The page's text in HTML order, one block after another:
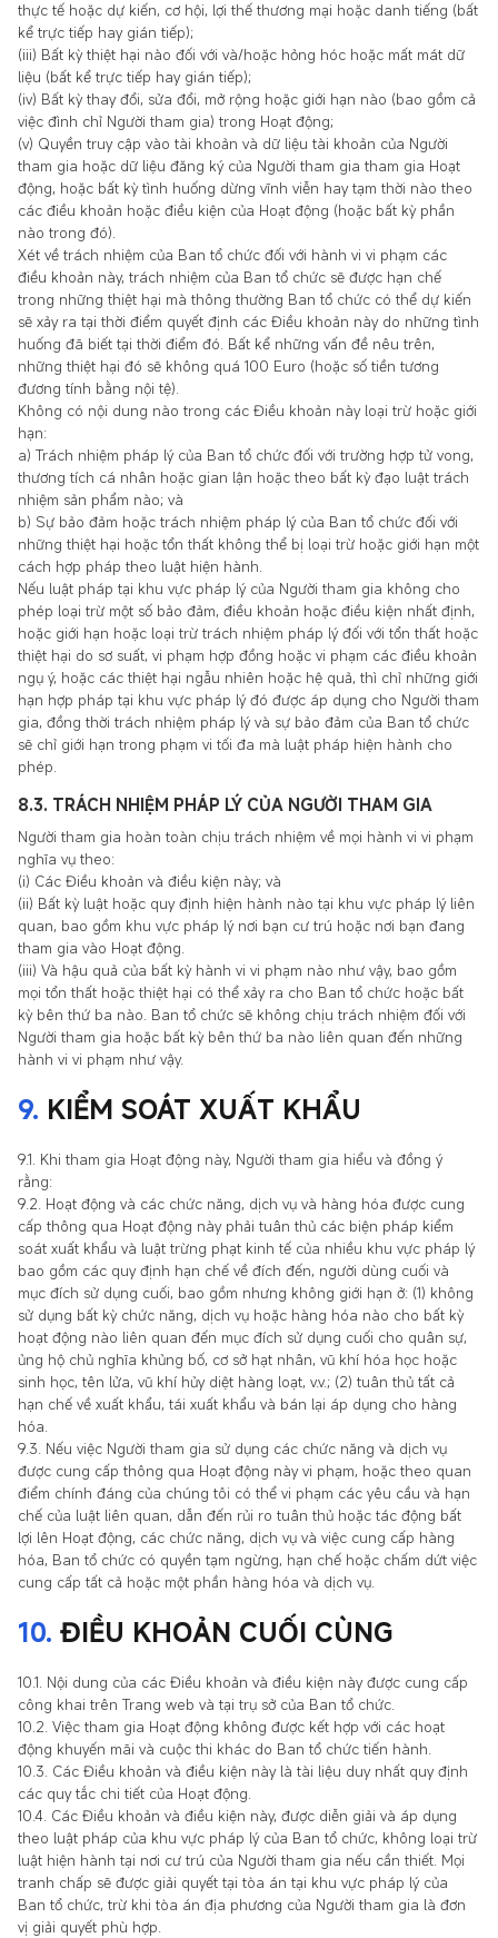
thực tế hoặc dự kiến, cơ hội, lợi thế thương mại hoặc danh tiếng (bất
kể trực tiếp hay gián tiếp);
(iii) Bất kỳ thiệt hại nào đối với và/hoặc hỏng hóc hoặc mất mát dữ
liệu (bất kể trực tiếp hay gián tiếp);
(iv) Bất kỳ thay đổi, sửa đổi, mở rộng hoặc giới hạn nào (bao gồm cả
việc đình chỉ Người tham gia) trong Hoạt động;
(v) Quyền truy cập vào tài khoản và dữ liệu tài khoản của Người
tham gia hoặc dữ liệu đăng ký của Người tham gia tham gia Hoạt
động, hoặc bất kỳ tình huống dừng vĩnh viễn hay tạm thời nào theo
các điều khoản hoặc điều kiện của Hoạt động (hoặc bất kỳ phần
nào trong đó).
Xét về trách nhiệm của Ban tổ chức đối với hành vi vi phạm các
điều khoản này, trách nhiệm của Ban tổ chức sẽ được hạn chế
trong những thiệt hại mà thông thường Ban tổ chức có thể dự kiến
sẽ xảy ra tại thời điểm quyết định các Điều khoản này do những tình
huống đã biết tại thời điểm đó. Bất kể những vấn đề nêu trên,
những thiệt hại đó sẽ không quá 100 Euro (hoặc số tiền tương
đương tính bằng nội tệ).
Không có nội dung nào trong các Điều khoản này loại trừ hoặc giới
hạn:
a) Trách nhiệm pháp lý của Ban tổ chức đối với trường hợp tử vong,
thương tích cá nhân hoặc gian lận hoặc theo bất kỳ đạo luật trách
nhiệm sản phẩm nào; và
b) Sự bảo đảm hoặc trách nhiệm pháp lý của Ban tổ chức đối với
những thiệt hại hoặc tổn thất không thể bị loại trừ hoặc giới hạn một
cách hợp pháp theo luật hiện hành.
Nếu luật pháp tại khu vực pháp lý của Người tham gia không cho
phép loại trừ một số bảo đảm, điều khoản hoặc điều kiện nhất định,
hoặc giới hạn hoặc loại trừ trách nhiệm pháp lý đối với tổn thất hoặc
thiệt hại do sơ suất, vi phạm hợp đồng hoặc vi phạm các điều khoản
ngụ ý, hoặc các thiệt hại ngẫu nhiên hoặc hệ quả, thì chỉ những giới
hạn hợp pháp tại khu vực pháp lý đó được áp dụng cho Người tham
gia, đồng thời trách nhiệm pháp lý và sự bảo đảm của Ban tổ chức
sẽ chỉ giới hạn trong phạm vi tối đa mà luật pháp hiện hành cho
phép.
8.3. TRÁCH NHIỆM PHÁP LÝ CỦA NGƯỜI THAM GIA
Người tham gia hoàn toàn chịu trách nhiệm về mọi hành vi vi phạm
nghĩa vụ theo:
(i) Các Điều khoản và điều kiện này; và
(ii) Bất kỳ luật hoặc quy định hiện hành nào tại khu vực pháp lý liên
quan, bao gồm khu vực pháp lý nơi bạn cư trú hoặc nơi bạn đang
tham gia vào Hoạt động.
(iii) Và hậu quả của bất kỳ hành vi vi phạm nào như vậy, bao gồm
mọi tổn thất hoặc thiệt hại có thể xảy ra cho Ban tổ chức hoặc bất
kỳ bên thứ ba nào. Ban tổ chức sẽ không chịu trách nhiệm đối với
Người tham gia hoặc bất kỳ bên thứ ba nào liên quan đến những
hành vi vi phạm như vậy.
9. KIỂM SOÁT XUẤT KHẨU
9.1. Khi tham gia Hoạt động này, Người tham gia hiểu và đồng ý
rằng:
9.2. Hoạt động và các chức năng, dịch vụ và hàng hóa được cung
cấp thông qua Hoạt động này phải tuân thủ các biện pháp kiểm
soát xuất khẩu và luật trừng phạt kinh tế của nhiều khu vực pháp lý
bao gồm các quy định hạn chế về đích đến, người dùng cuối và
mục đích sử dụng cuối, bao gồm nhưng không giới hạn ở: (1) không
sử dụng bất kỳ chức năng, dịch vụ hoặc hàng hóa nào cho bất kỳ
hoạt động nào liên quan đến mục đích sử dụng cuối cho quân sự,
ủng hộ chủ nghĩa khủng bố, cơ sở hạt nhân, vũ khí hóa học hoặc
sinh học, tên lửa, vũ khí hủy diệt hàng loạt, v.v.; (2) tuân thủ tất cả
hạn chế về xuất khẩu, tái xuất khẩu và bán lại áp dụng cho hàng
hóa.
9.3. Nếu việc Người tham gia sử dụng các chức năng và dịch vụ
được cung cấp thông qua Hoạt động này vi phạm, hoặc theo quan
điểm chính đáng của chúng tôi có thể vi phạm các yêu cầu và hạn
chế của luật liên quan, dẫn đến rủi ro tuân thủ hoặc tác động bất
lợi lên Hoạt động, các chức năng, dịch vụ và việc cung cấp hàng
hóa, Ban tổ chức có quyền tạm ngừng, hạn chế hoặc chấm dứt việc
cung cấp tất cả hoặc một phần hàng hóa và dịch vụ.
10. ĐIỀU KHOẢN CUỐI CÙNG
10.1. Nội dung của các Điều khoản và điều kiện này được cung cấp
công khai trên Trang web và tại trụ sở của Ban tổ chức.
10.2. Việc tham gia Hoạt động không được kết hợp với các hoạt
động khuyến mãi và cuộc thi khác do Ban tổ chức tiến hành.
10.3. Các Điều khoản và điều kiện này là tài liệu duy nhất quy định
các quy tắc chi tiết của Hoạt động.
10.4. Các Điều khoản và điều kiện này, được diễn giải và áp dụng
theo luật pháp của khu vực pháp lý của Ban tổ chức, không loại trừ
luật hiện hành tại nơi cư trú của Người tham gia nếu cần thiết. Mọi
tranh chấp sẽ được giải quyết tại tòa án tại khu vực pháp lý của
Ban tổ chức, trừ khi tòa án địa phương của Người tham gia là đơn
vị giải quyết phù hợp.